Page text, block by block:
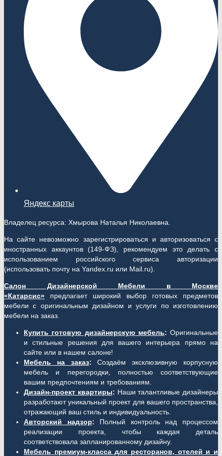
Яндекс карты
Владелец ресурса: Хмырова Наталья Николаевна.
На сайте невозможно зарегистрироваться и авторизоваться с
иностранных аккаунтов (149-ФЗ), рекомендуем это делать с
использованием российского сервиса авторизации
(использовать почту на Yandex.ru или Mail.ru).
Салон Дизайнерской Мебели в Москве
«Катарсис»
предлагает широкий выбор готовых предметов
мебели с оригинальным дизайном и услуги по изготовлению
мебели на заказ.
Купить готовую дизайнерскую мебель: Оригинальные
и стильные решения для вашего интерьера прямо на
сайте или в нашем салоне!
Мебель на заказ: Создаём эксклюзивную корпусную
мебель и перегородки, полностью соответствующие
вашим предпочтениям и требованиям.
Дизайн-проект квартиры: Наши талантливые дизайнеры
разработают уникальный проект для вашего пространства,
отражающий ваш стиль и индивидуальность.
Авторский надзор: Полный контроль над процессом
реализации проекта, чтобы каждая деталь
соответствовала запланированному дизайну.
Мебель премиум-класса для ресторанов, отелей и и